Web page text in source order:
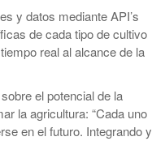
y datos mediante API’s
de cada tipo de cultivo
real al alcance de la
el potencial de la
la agricultura: “Cada uno
en el futuro. Integrando y